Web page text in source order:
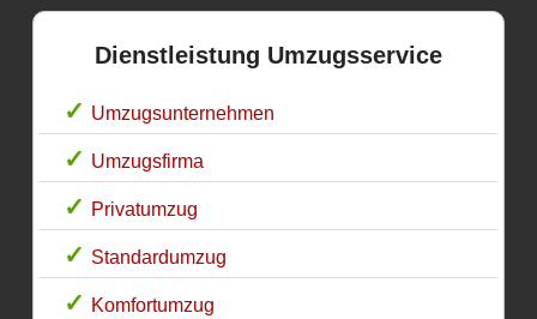
Dienstleistung Umzugsservice
Umzugsunternehmen
Umzugsfirma
Privatumzug
Standardumzug
Komfortumzug